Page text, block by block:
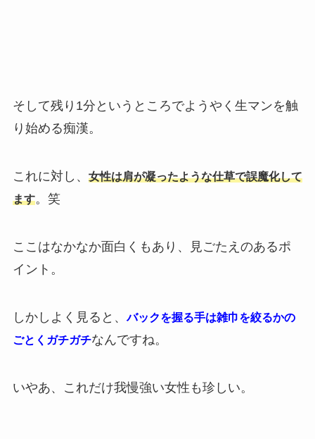
そして残り1分というところでようやく生マンを触
り始める痴漢。
これに対し、 女性は肩が凝ったような仕草で誤魔化して
ます。笑
ここはなかなか面白くもあり、見ごたえのあるポ
イント。
しかしよく見ると、バックを握る手は雑巾を絞るかの
ごとくガチガチなんですね。
いやあ、これだけ我慢強い女性も珍しい。